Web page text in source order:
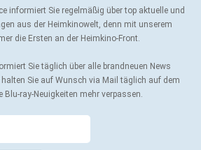
informiert Sie regelmäßig über top aktuelle und
aus der Heimkinowelt, denn mit unserem
die Ersten an der Heimkino-Front.
Sie täglich über alle brandneuen News
Sie auf Wunsch via Mail täglich auf dem
Blu-ray-Neuigkeiten mehr verpassen.